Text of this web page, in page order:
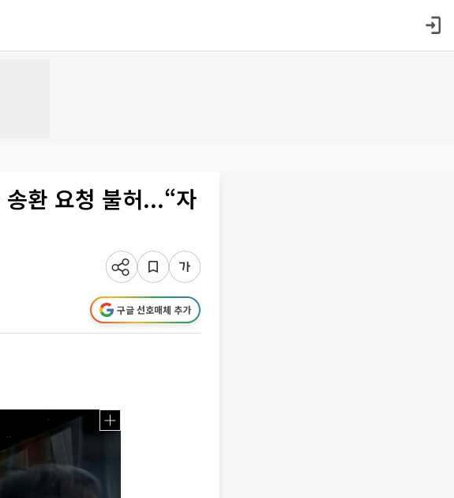
송환 요청 불허...“자
구글 선호매체 추가